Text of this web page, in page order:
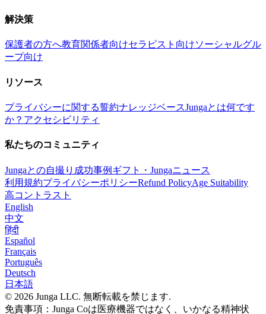
解決策
保護者の方へ教育関係者向けセラピスト向けソーシャルグル
ープ向け
リソース
プライバシーに関する誓約ナレッジベースJungaとは何です
か？ アクセシビリティ
私たちのコミュニティ
Jungaとの自撮り 成功事例 ギフト・Jungaニュース
利用規約プライバシーポリシーRefund PolicyAge Suitability
高コントラスト
English
中文
हिंदी
Español
Français
Português
Deutsch
日本語
© 2026 Junga LLC. 無断転載を禁じます.
免責事項：Junga Coは医療機器ではなく、いかなる精神状